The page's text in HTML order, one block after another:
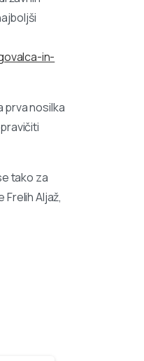
in-
prva nosilka
tako za
Frelih Aljaž,